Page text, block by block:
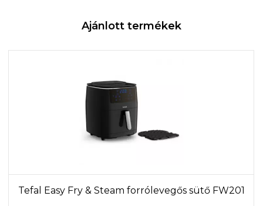
Ajánlott termékek
Tefal Easy Fry & Steam forrólevegős sütő FW201